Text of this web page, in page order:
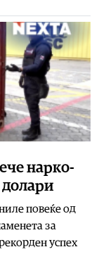
нарко-
долари
повеќе од
за
успех